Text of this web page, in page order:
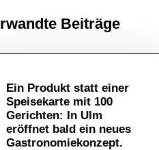
Beiträge
Allgemein
Ein Produkt statt einer
Speisekarte mit 100
Gerichten: In Ulm
eröffnet bald ein neues
Gastronomiekonzept.